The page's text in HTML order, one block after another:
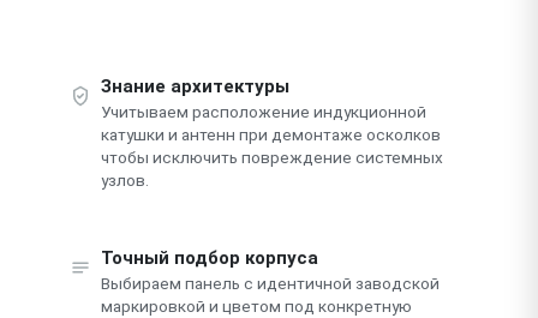
Знание архитектуры
Учитываем расположение индукционной
катушки и антенн при демонтаже осколков
чтобы исключить повреждение системных
узлов.
Точный подбор корпуса
Выбираем панель с идентичной заводской
маркировкой и цветом под конкретную